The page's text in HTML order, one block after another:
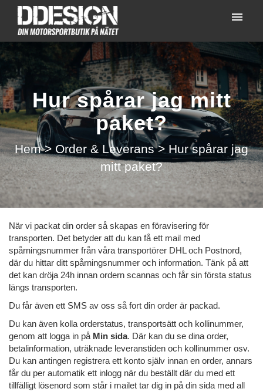
Lämna in ett ärende
Logga inHur spårar jag mitt
paket?
Hem > Order & Leverans > Hur spårar jag
mitt paket?
När vi packat din order så skapas en föravisering för
transporten. Det betyder att du kan få ett mail med
spårningsnummer från våra transportörer DHL och Postnord,
där du hittar ditt spårningsnummer och information. Tänk på att
det kan dröja 24h innan ordern scannas och får sin första status
längs transporten.
Du får även ett SMS av oss så fort din order är packad.
Du kan även kolla orderstatus, transportsätt och kollinummer,
genom att logga in på Min sida. Där kan du se dina order,
betalinformation, uträknade leveranstiden och kollinummer osv.
Du kan antingen registrera ett konto själv innan en order, annars
får du per automatik ett inlogg när du beställt där du med ett
tillfälligt lösenord som står i mailet tar dig in på din sida med all